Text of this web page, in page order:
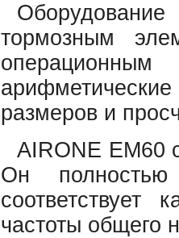
тормозным
размеров и
AIRONE EM60
Он полностью
соответствует
частоты общего